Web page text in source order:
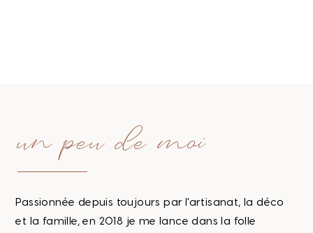
un peu de moi
Passionnée depuis toujours par l'artisanat, la déco
et la famille, en 2018 je me lance dans la folle